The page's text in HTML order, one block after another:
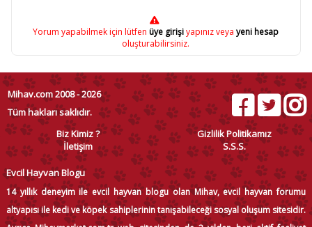
Yorum yapabilmek için lütfen üye girişiyapınız veya yeni hesap
oluşturabilirsiniz.
Mihav.com 2008 - 2026
Tüm hakları saklıdır.
Biz Kimiz ?
Gizlilik Politikamız
İletişim
S.S.S.
Evcil Hayvan Blogu
14 yıllık deneyim ile evcil hayvan blogu olan Mihav, evcil hayvan forumu
altyapısı ile kedi ve köpek sahiplerinin tanışabileceği sosyal oluşum sitesidir.